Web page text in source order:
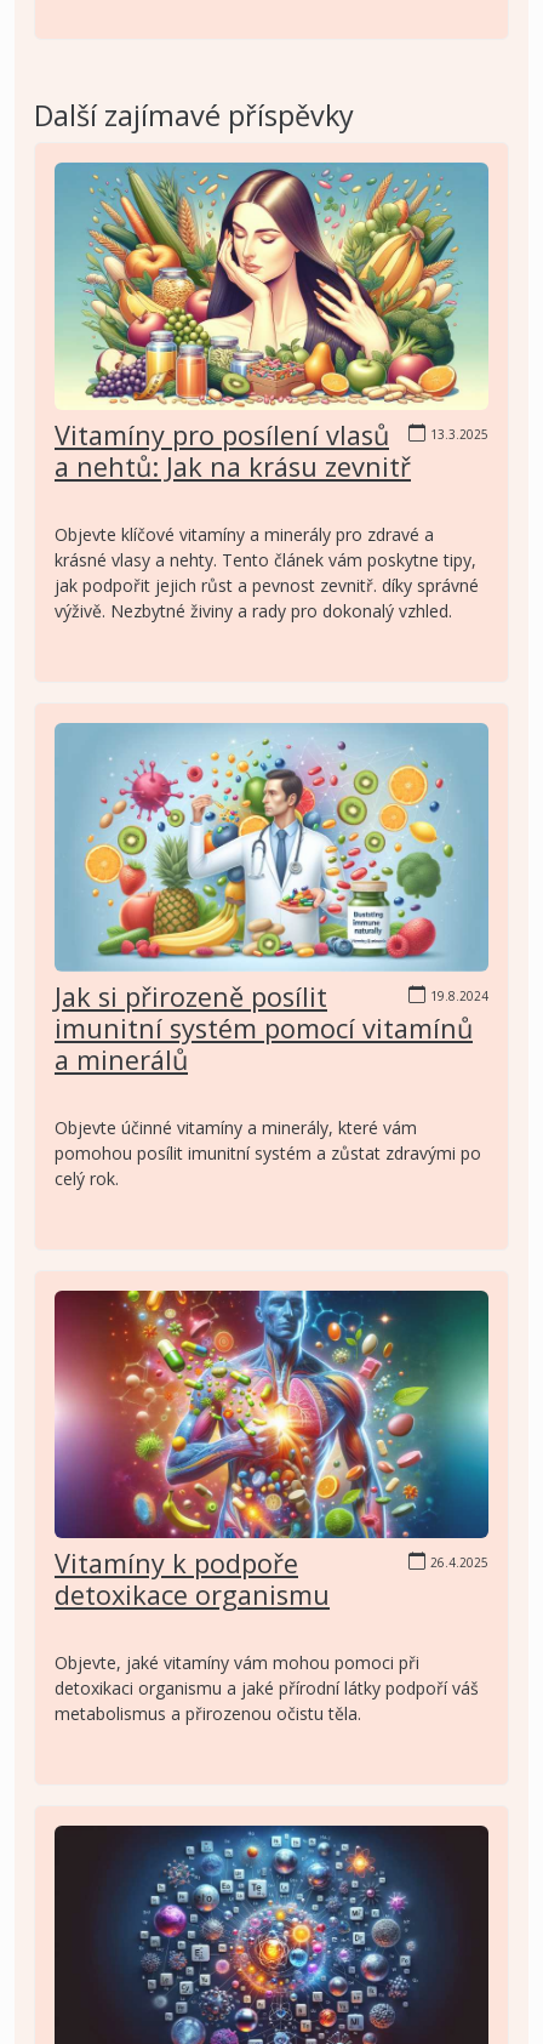
Další zajímavé příspěvky
13.3.2025
Vitamíny pro posílení vlasů
a nehtů: Jak na krásu zevnitř
Objevte klíčové vitamíny a minerály pro zdravé a
krásné vlasy a nehty. Tento článek vám poskytne tipy,
jak podpořit jejich růst a pevnost zevnitř. díky správné
výživě. Nezbytné živiny a rady pro dokonalý vzhled.
19.8.2024
Jak si přirozeně posílit
imunitní systém pomocí vitamínů
a minerálů
Objevte účinné vitamíny a minerály, které vám
pomohou posílit imunitní systém a zůstat zdravými po
celý rok.
26.4.2025
Vitamíny k podpoře
detoxikace organismu
Objevte, jaké vitamíny vám mohou pomoci při
detoxikaci organismu a jaké přírodní látky podpoří váš
metabolismus a přirozenou očistu těla.